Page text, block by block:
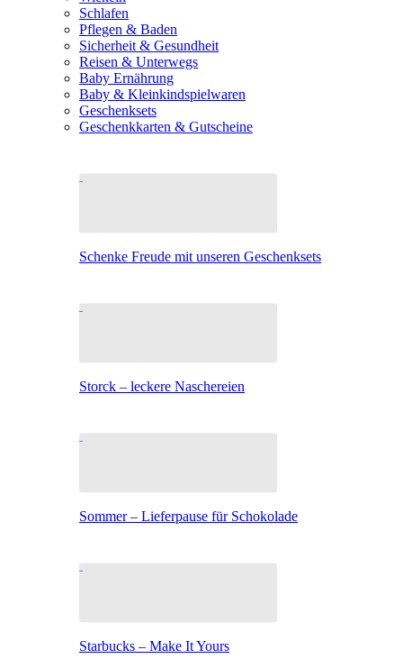
Schlafen
Pflegen & Baden
Sicherheit & Gesundheit
Reisen & Unterwegs
Baby Ernährung
Baby & Kleinkindspielwaren
Geschenksets
Geschenkkarten & Gutscheine
Schenke Freude mit unseren Geschenksets
Storck – leckere Naschereien
Sommer – Lieferpause für Schokolade
Starbucks – Make It Yours